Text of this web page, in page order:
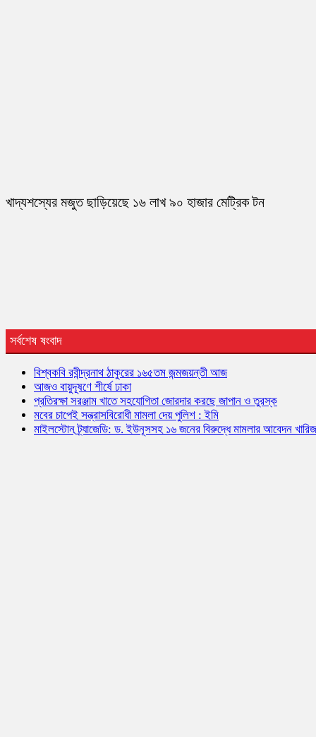
খাদ্যশস্যের মজুত ছাড়িয়েছে ১৬ লাখ ৯০ হাজার মেট্রিক টন
সর্বশেষ ষংবাদ
বিশ্বকবি রবীন্দ্রনাথ ঠাকুরের ১৬৫তম জন্মজয়ন্তী আজ
আজও বায়ুদূষণে শীর্ষে ঢাকা
প্রতিরক্ষা সরঞ্জাম খাতে সহযোগিতা জোরদার করছে জাপান ও তুরস্ক
মবের চাপেই সন্ত্রাসবিরোধী মামলা দেয় পুলিশ : ইমি
মাইলস্টোন ট্র্যাজেডি: ড. ইউনূসসহ ১৬ জনের বিরুদ্ধে মামলার আবেদন খারিজ